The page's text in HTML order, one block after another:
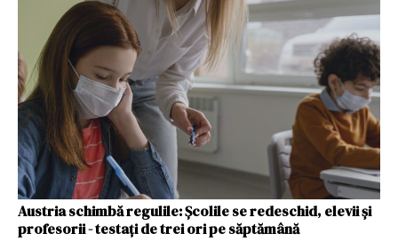
Austria schimbă regulile: Școlile se redeschid, elevii şi
profesorii - testaţi de trei ori pe săptămână